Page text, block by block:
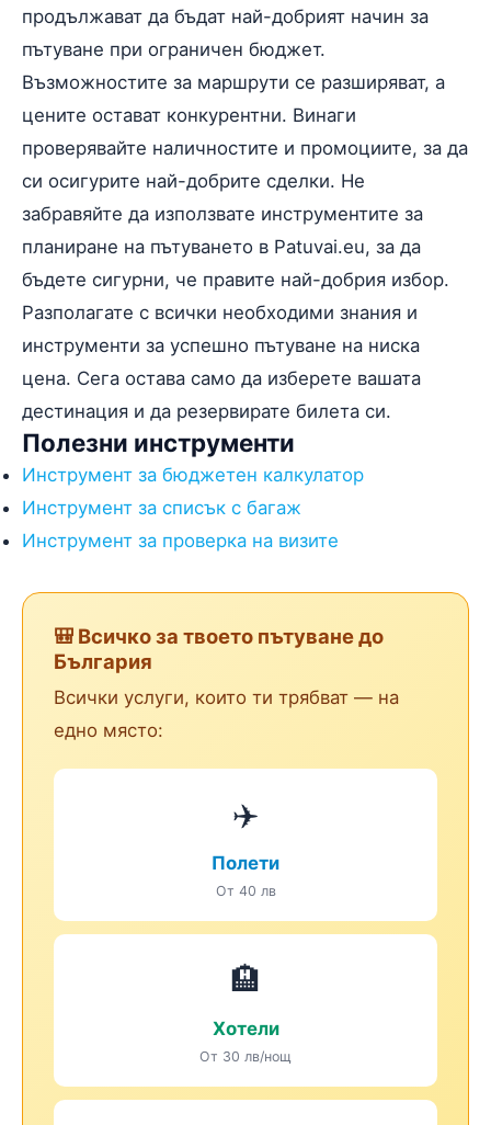
продължават да бъдат най-добрият начин за
пътуване при ограничен бюджет.
Възможностите за маршрути се разширяват, а
цените остават конкурентни. Винаги
проверявайте наличностите и промоциите, за да
си осигурите най-добрите сделки. Не
забравяйте да използвате инструментите за
планиране на пътуването в Patuvai.eu, за да
бъдете сигурни, че правите най-добрия избор.
Разполагате с всички необходими знания и
инструменти за успешно пътуване на ниска
цена. Сега остава само да изберете вашата
дестинация и да резервирате билета си.
Полезни инструменти
Инструмент за бюджетен калкулатор
Инструмент за списък с багаж
Инструмент за проверка на визите
🎒 Всичко за твоето пътуване до
България
Всички услуги, които ти трябват — на
едно място:
✈️
Полети
От 40 лв
🏨
Хотели
От 30 лв/нощ